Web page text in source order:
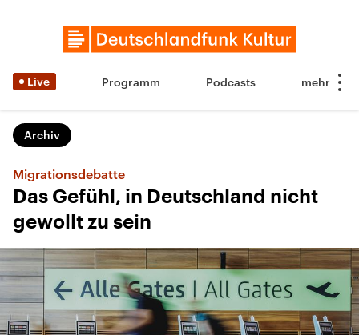
Live Programm Podcasts
Archiv
Migrationsdebatte
Das Gefühl, in Deutschland nicht
gewollt zu sein